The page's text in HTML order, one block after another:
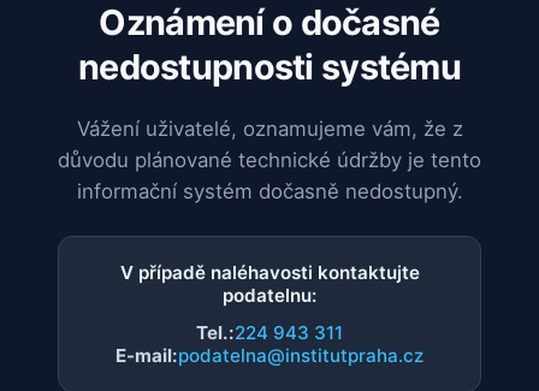
Oznámení o dočasné
nedostupnosti systému
Vážení uživatelé, oznamujeme vám, že z
důvodu plánované technické údržby je tento
informační systém dočasně nedostupný.
V případě naléhavosti kontaktujte
podatelnu:
Tel.:224 943 311
E-mail:podatelna@institutpraha.cz